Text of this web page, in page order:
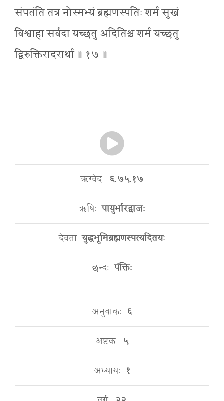
संपतंति तत्र नोस्मभ्यं ब्रह्मणस्पतिः शर्म सुखं
विश्वाहा सर्वदा यच्छतु अदितिश्च शर्म यच्छतु
द्विरुक्तिरादरार्था ॥ १७ ॥
ऋग्वेदः ६.७५.१७
ऋषिः पायुर्भारद्वाजः
देवता युद्धभूमिब्रह्मणस्पत्यदितयः
छन्दः पंक्तिः
अनुवाकः ६
अष्टकः ५
अध्यायः १